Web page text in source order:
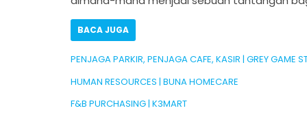
BACA JUGA
PENJAGA PARKIR, PENJAGA CAFE, KASIR | GREY GAME
HUMAN RESOURCES | BUNA HOMECARE
F&B PURCHASING | K3MART